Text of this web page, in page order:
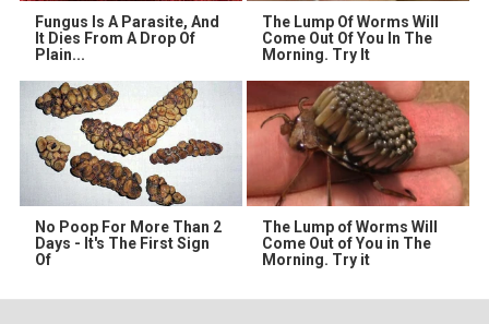
Fungus Is A Parasite, And
It Dies From A Drop Of
Plain...
The Lump Of Worms Will
Come Out Of You In The
Morning. Try It
No Poop For More Than 2
Days - It's The First Sign
Of
The Lump of Worms Will
Come Out of You in The
Morning. Try it